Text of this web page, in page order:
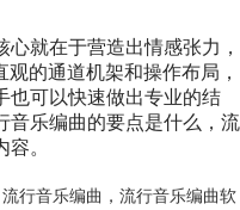
心就在于营造出情感张力，
的通道机架和操作布局，
也可以快速做出专业的结
音乐编曲的要点是什么， 流
。
流行音乐编曲 ， 流行音乐编曲软